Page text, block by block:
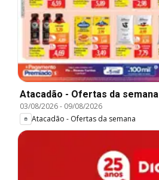
Atacadão - Ofertas da semana
03/08/2026- 09/08/2026
Atacadão - Ofertas da semana